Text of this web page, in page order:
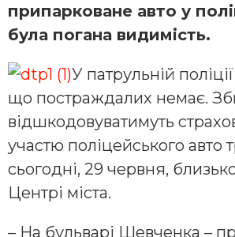
припарковане авто у
була погана видимість.
У патрульній
що постраждалих немає.
відшкодовуватимуть
участю поліцейського авто
сьогодні, 29 червня,
Центрі міста.
– На бульварі Шевченка –